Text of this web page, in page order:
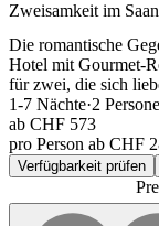
Zweisamkeit im
Die romantische
Hotel mit Gourmet-
für zwei, die sich
1-7 Nächte·2
ab CHF 573
pro Person ab CHF
Verfügbarkeit prüfen